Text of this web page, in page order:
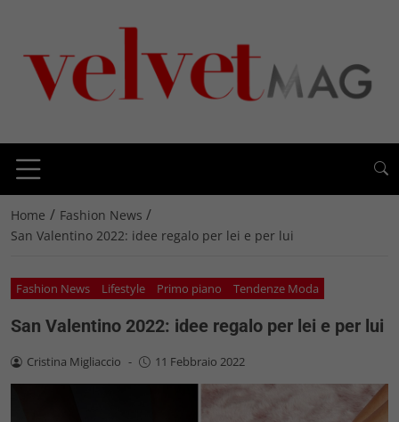
Home / Fashion News /
San Valentino 2022: idee regalo per lei e per lui
Fashion News Lifestyle Primo piano Tendenze Moda
San Valentino 2022: idee regalo per lei e per lui
Cristina Migliaccio - 11 Febbraio 2022